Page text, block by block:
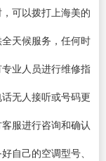
可以拨打上海美的
天候服务，任何时
业人员进行维修指
无人接听或号码更
服进行咨询和确认
自己的空调型号、